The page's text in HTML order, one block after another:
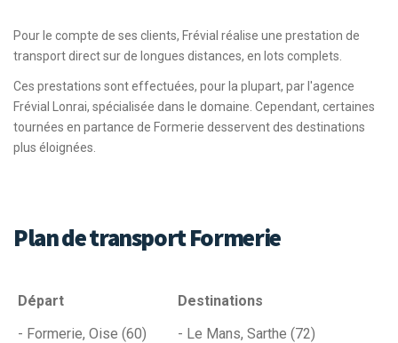
Pour le compte de ses clients, Frévial réalise une prestation de
transport direct sur de longues distances, en lots complets.
Ces prestations sont effectuées, pour la plupart, par l'agence
Frévial Lonrai, spécialisée dans le domaine. Cependant, certaines
tournées en partance de Formerie desservent des destinations
plus éloignées.
Plan de transport Formerie
Départ
Destinations
- Formerie, Oise (60)
- Le Mans, Sarthe (72)